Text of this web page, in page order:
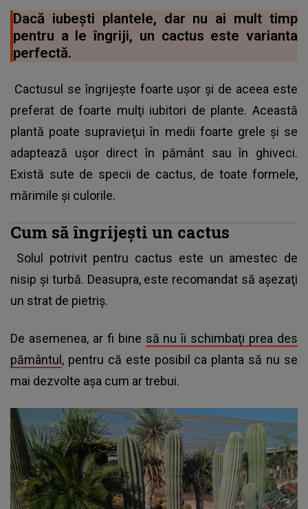
Dacă iubeşti plantele, dar nu ai mult timp
pentru a le îngriji, un cactus este varianta
perfectă.
Cactusul se îngrijeşte foarte uşor şi de aceea este
preferat de foarte mulţi iubitori de plante. Această
plantă poate supravieţui în medii foarte grele şi se
adaptează uşor direct în pământ sau în ghiveci.
Există sute de specii de cactus, de toate formele,
mărimile şi culorile.
Cum să îngrijeşti un cactus
Solul potrivit pentru cactus este un amestec de
nisip şi turbă. Deasupra, este recomandat să aşezaţi
un strat de pietriş.
De asemenea, ar fi bine să nu îi schimbaţi prea des
pământul, pentru că este posibil ca planta să nu se
mai dezvolte aşa cum ar trebui.